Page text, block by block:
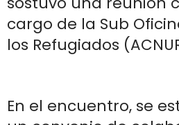
cargo de la Sub
los Refugiados
En el encuentro, se